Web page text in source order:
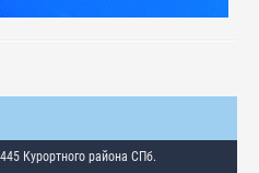
Курортного района СПб.